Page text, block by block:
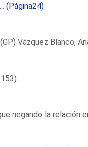
(Página24)
Vázquez Blanco,
negando la relación